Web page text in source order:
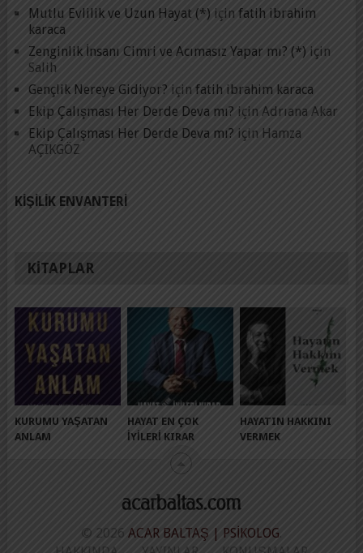
Mutlu Evlilik ve Uzun Hayat (*) için fatih ibrahim
karaca
Zenginlik İnsanı Cimri ve Acımasız Yapar mı? (*) için
Salih
Gençlik Nereye Gidiyor? için fatih ibrahim karaca
Ekip Çalışması Her Derde Deva mı? için Adrıana Akar
Ekip Çalışması Her Derde Deva mı? için Hamza
AÇIKGÖZ
KIŞILIK ENVANTERI
KITAPLAR
KURUMU YAŞATAN
ANLAM
HAYAT EN ÇOK
İYILERI KIRAR
HAYATIN HAKKINI
VERMEK
© 2026 ACAR BALTAŞ | PSIKOLOG.